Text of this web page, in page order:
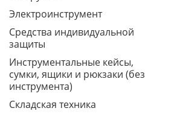
Электроинструмент
Средства индивидуальной
защиты
Инструментальные кейсы,
сумки, ящики и рюкзаки (без
инструмента)
Складская техника